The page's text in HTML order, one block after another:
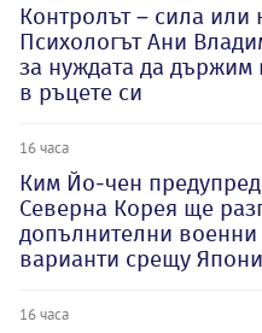
Контролът – сила или
Психологът Ани
за нуждата да държим
в ръцете си
16 часа
Ким Йо-чен
Северна Корея ще
допълнителни военни
варианти срещу
16 часа